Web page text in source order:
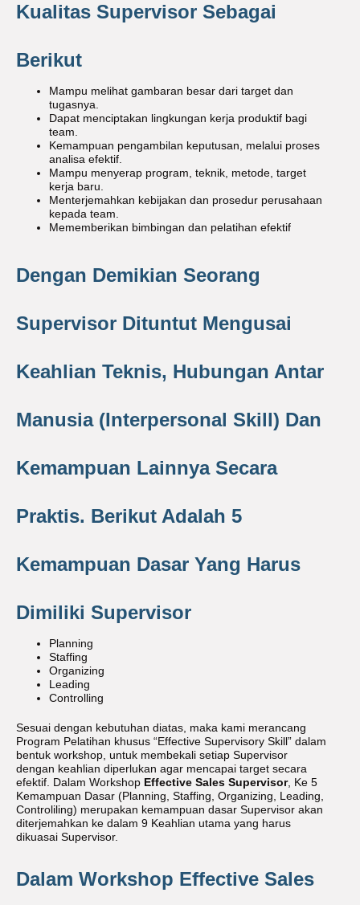
Kualitas Supervisor Sebagai
Berikut
Mampu melihat gambaran besar dari target dan
tugasnya.
Dapat menciptakan lingkungan kerja produktif bagi
team.
Kemampuan pengambilan keputusan, melalui proses
analisa efektif.
Mampu menyerap program, teknik, metode, target
kerja baru.
Menterjemahkan kebijakan dan prosedur perusahaan
kepada team.
Mememberikan bimbingan dan pelatihan efektif
Dengan Demikian Seorang
Supervisor Dituntut Mengusai
Keahlian Teknis, Hubungan Antar
Manusia (interpersonal Skill) Dan
Kemampuan Lainnya Secara
Praktis. Berikut Adalah 5
Kemampuan Dasar Yang Harus
Dimiliki Supervisor
Planning
Staffing
Organizing
Leading
Controlling
Sesuai dengan kebutuhan diatas, maka kami merancang
Program Pelatihan khusus “Effective Supervisory Skill” dalam
bentuk workshop, untuk membekali setiap Supervisor
dengan keahlian diperlukan agar mencapai target secara
efektif. Dalam Workshop Effective Sales Supervisor, Ke 5
Kemampuan Dasar (Planning, Staffing, Organizing, Leading,
Controliling) merupakan kemampuan dasar Supervisor akan
diterjemahkan ke dalam 9 Keahlian utama yang harus
dikuasai Supervisor.
Dalam Workshop Effective Sales